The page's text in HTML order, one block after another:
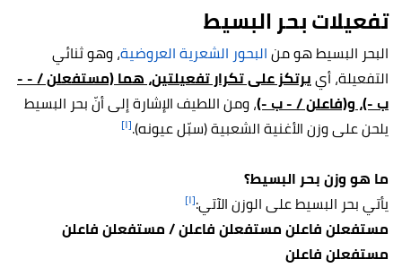
تفعيلات بحر البسيط
البحر البسيط هو منالبحور الشعرية العروضية، وهو ثنائي
التفعيلة، أييرتكز على تكرار تفعيلتين، هما (مستفعلن / - -
ب -)، و(فاعلن / - ب -)، ومن اللطيف الإشارة إلى أنّ بحر البسيط
يلحن على وزن الأغنية الشعبية (سبّل عيونه).[١]
ما هو وزن بحر البسيط؟
يأتي بحر البسيط على الوزن الآتي:[١]
مستفعلن فاعلن مستفعلن فاعلن / مستفعلن فاعلن
مستفعلن فاعلن